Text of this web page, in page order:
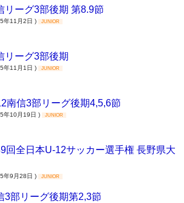
リーグ3部後期 第8.9節
年11月2日 ) JUNIOR
リーグ3部後期
年11月1日 ) JUNIOR
南信3部リーグ後期4,5,6節
年10月19日 ) JUNIOR
回全日本U-12サッカー選手権 長野県大
年9月28日 ) JUNIOR
3部リーグ後期第2,3節